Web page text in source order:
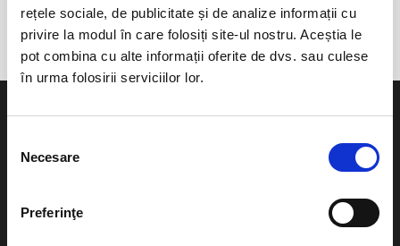
rețele sociale, de publicitate și de analize informații cu
privire la modul în care folosiți site-ul nostru. Aceștia le
pot combina cu alte informații oferite de dvs. sau culese
în urma folosirii serviciilor lor.
consimțământului
Necesare
Preferinţe
Ramnicu Valcea